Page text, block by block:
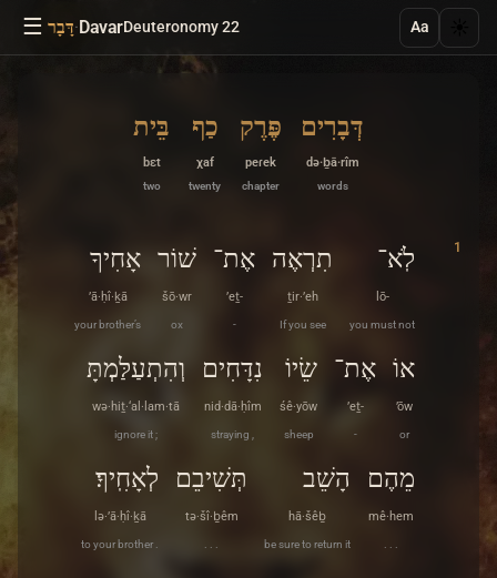
☰ דָּבָר·DavarDeuteronomy 22 Aa
דְּבָרִים
də·ḇā·rîm
words
פֶּרֶק
peɾek
chapter
כַף
χaf
twenty
בֵּית
bɛt
two
1 לֹֽא־
lō-
you must not
תִרְאֶה
ṯir·’eh
If you see
אֶת־
’eṯ-
-
שׁוֹר
šō·wr
ox
אָחִיךָ
’ā·ḥî·ḵā
your brother’s
אוֹ
’ōw
or
אֶת־
’eṯ-
-
שֵׂיוֹ
śê·yōw
sheep
נִדָּחִים
nid·dā·ḥîm
straying ,
וְהִתְעַלַּמְתָּ
wə·hiṯ·‘al·lam·tā
ignore it ;
מֵהֶם
mê·hem
. . .
הָשֵׁב
hā·šêḇ
be sure to return it
תְּשִׁיבֵם
tə·šî·ḇêm
. . .
לְאָחִֽיךָ׃
lə·’ā·ḥî·ḵā
to your brother .